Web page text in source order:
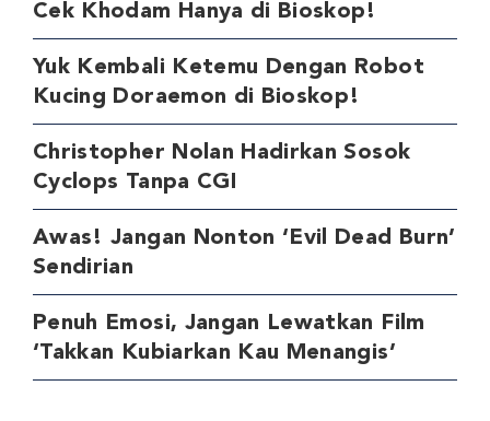
Cek Khodam Hanya di Bioskop!
Yuk Kembali Ketemu Dengan Robot
Kucing Doraemon di Bioskop!
Christopher Nolan Hadirkan Sosok
Cyclops Tanpa CGI
Awas! Jangan Nonton ‘Evil Dead Burn’
Sendirian
Penuh Emosi, Jangan Lewatkan Film
‘Takkan Kubiarkan Kau Menangis’